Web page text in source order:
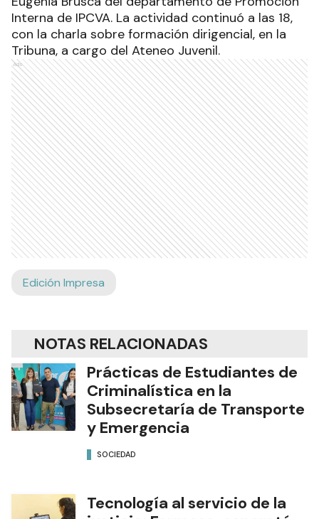
Interna de IPCVA. La actividad continuó a las 18,
con la charla sobre formación dirigencial, en la
Tribuna, a cargo del Ateneo Juvenil.
Ads
Edición Impresa
NOTAS RELACIONADAS
Prácticas de Estudiantes de
Criminalística en la
Subsecretaría de Transporte
y Emergencia
SOCIEDAD
Tecnología al servicio de la